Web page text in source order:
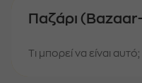
Παζάρι
Τι μπορεί να είναι αυτό;